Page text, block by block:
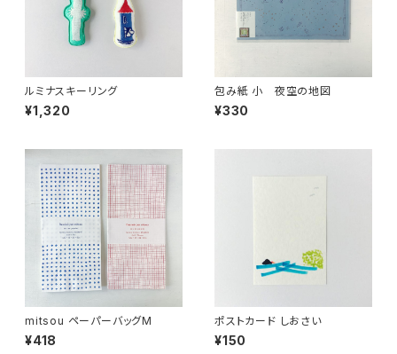
ルミナスキーリング
¥1,320
包み紙 小 夜空の地図
¥330
mitsou ペーパーバッグM
¥418
ポストカード しおさい
¥150